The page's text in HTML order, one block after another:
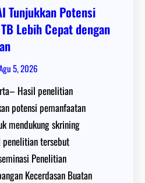
Tunjukkan Potensi
Lebih Cepat dengan
5, 2026
Hasil penelitian
potensi pemanfaatan
mendukung skrining
tersebut
Penelitian
Kecerdasan Buatan